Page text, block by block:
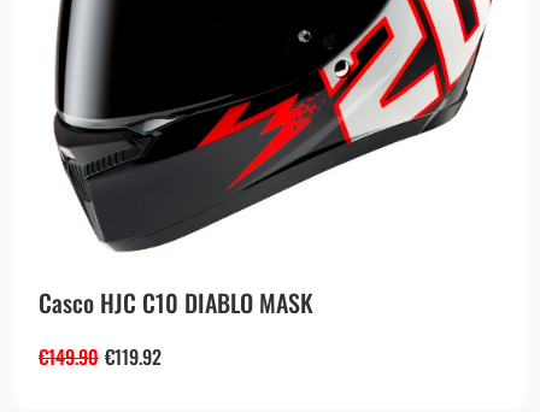
Casco HJC C10 DIABLO MASK
€149.90 €119.92